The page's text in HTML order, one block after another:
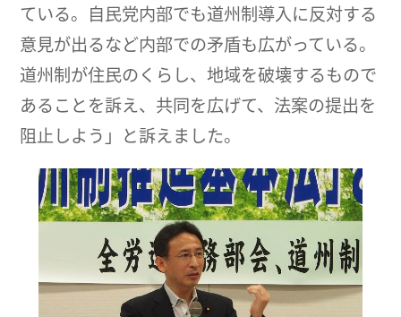
ている。自民党内部でも道州制導入に反対する
意見が出るなど内部での矛盾も広がっている。
道州制が住民のくらし、地域を破壊するもので
あることを訴え、共同を広げて、法案の提出を
阻止しよう」と訴えました。